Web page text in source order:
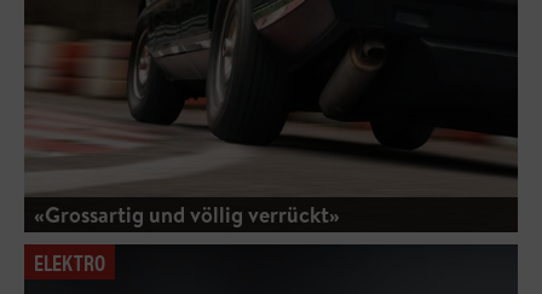
«Grossartig und völlig verrückt»
ELEKTRO